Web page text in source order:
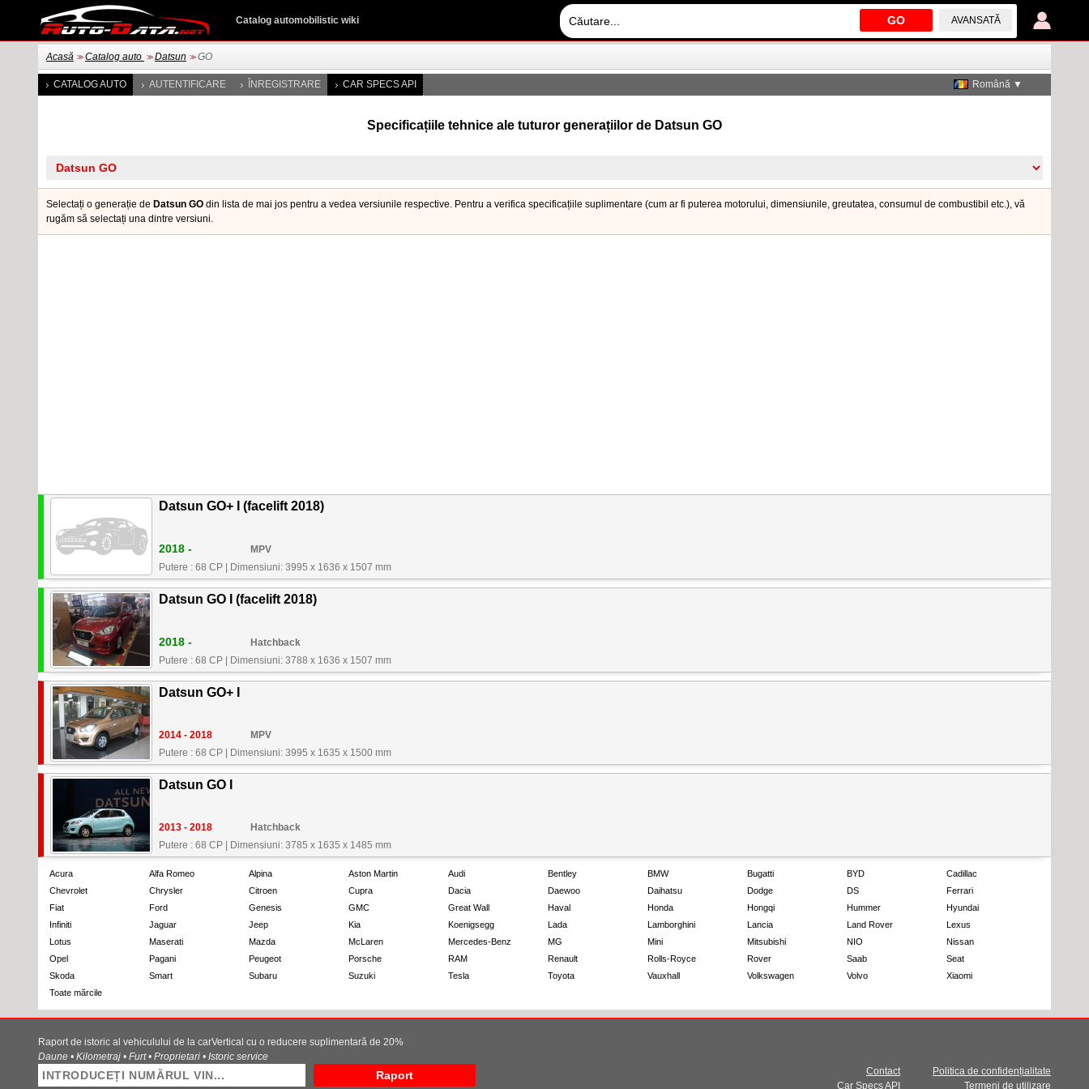
GO AVANSATĂ
Catalog automobilistic wiki
Acasă >> Catalog auto >> Datsun >> GO
CATALOG AUTO AUTENTIFICARE ÎNREGISTRARE CAR SPECS API Română ▼
Specificațiile tehnice ale tuturor generațiilor de Datsun GO
Selectați o generație de Datsun GO din lista de mai jos pentru a vedea versiunile respective. Pentru a verifica specificațiile suplimentare (cum ar fi puterea motorului, dimensiunile, greutatea, consumul de combustibil etc.), vă
rugăm să selectați una dintre versiuni.
Datsun GO+ I (facelift 2018)
2018 -
MPV
Putere : 68 CP
Dimensiuni: 3995 x 1636 x 1507 mm
Datsun GO I (facelift 2018)
2018 -
Hatchback
Putere : 68 CP
Dimensiuni: 3788 x 1636 x 1507 mm
Datsun GO+ I
2014 - 2018
MPV
Putere : 68 CP
Dimensiuni: 3995 x 1635 x 1500 mm
Datsun GO I
2013 - 2018
Hatchback
Putere : 68 CP
Dimensiuni: 3785 x 1635 x 1485 mm
Acura Alfa Romeo Alpina Aston Martin Audi Bentley BMW Bugatti BYD
Cadillac
Chevrolet
Chrysler Citroen Cupra Dacia Daewoo Daihatsu Dodge DS
Ferrari
Fiat
Ford Genesis GMC Great Wall Haval Honda Hongqi Hummer
Hyundai
Infiniti
Jaguar Jeep Kia Koenigsegg Lada Lamborghini Lancia Land Rover
Lexus
Lotus
Maserati Mazda McLaren Mercedes-Benz MG Mini Mitsubishi NIO
Nissan
Opel
Pagani Peugeot Porsche RAM Renault Rolls-Royce Rover Saab
Seat
Skoda
Smart Subaru Suzuki Tesla Toyota Vauxhall Volkswagen Volvo
Xiaomi
Toate mărcile
Raport de istoric al vehiculului de la carVertical cu o reducere suplimentară de 20%
Daune • Kilometraj • Furt • Proprietari • Istoric service
Raport
Politica de confidențialitate
Termeni de utilizare
Contact
Car Specs API